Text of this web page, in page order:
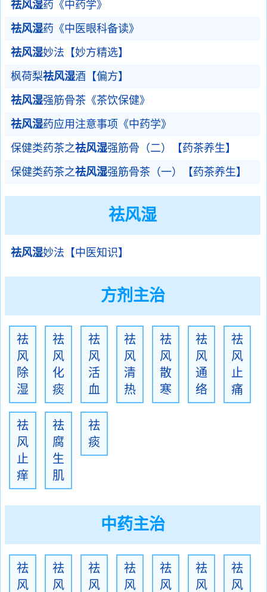
祛风湿药《中药学》
祛风湿药《中医眼科备读》
祛风湿妙法【妙方精选】
枫荷梨祛风湿酒【偏方】
祛风湿强筋骨茶《茶饮保健》
祛风湿药应用注意事项《中药学》
保健类药茶之祛风湿强筋骨（二）【药茶养生】
保健类药茶之祛风湿强筋骨茶（一）【药茶养生】
祛风湿
祛风湿妙法【中医知识】
方剂主治
祛
风
除
湿
祛
风
化
痰
祛
风
活
血
祛
风
清
热
祛
风
散
寒
祛
风
通
络
祛
风
止
痛
祛
风
止
痒
祛
腐
生
肌
祛
痰
中药主治
祛
风
祛
风
祛
风
祛
风
祛
风
祛
风
祛
风